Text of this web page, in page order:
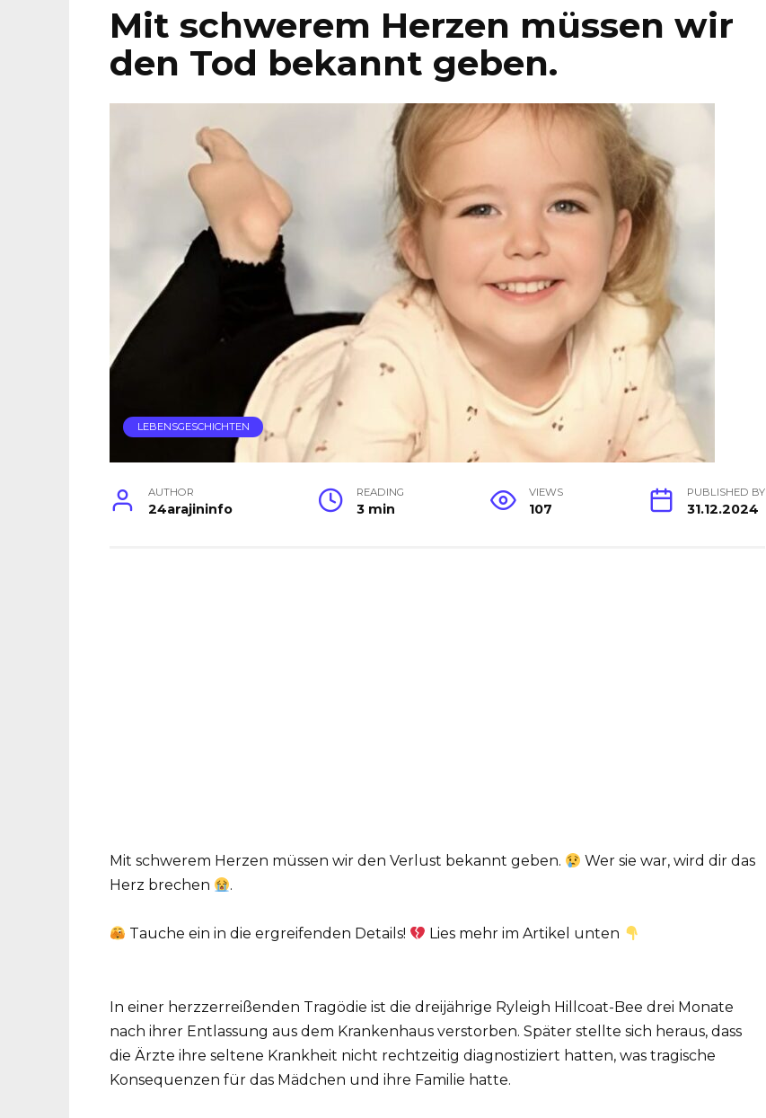
Mit schwerem Herzen müssen wir
den Tod bekannt geben.
LEBENSGESCHICHTEN
AUTHOR
24arajininfo
READING
3 min
VIEWS
107
PUBLISHED BY
31.12.2024
Mit schwerem Herzen müssen wir den Verlust bekannt geben.
Wer sie war, wird dir das
Herz brechen
.
Tauche ein in die ergreifenden Details! Lies mehr im Artikel unten
In einer herzzerreißenden Tragödie ist die dreijährige Ryleigh Hillcoat-Bee drei Monate
nach ihrer Entlassung aus dem Krankenhaus verstorben. Später stellte sich heraus, dass
die Ärzte ihre seltene Krankheit nicht rechtzeitig diagnostiziert hatten, was tragische
Konsequenzen für das Mädchen und ihre Familie hatte.